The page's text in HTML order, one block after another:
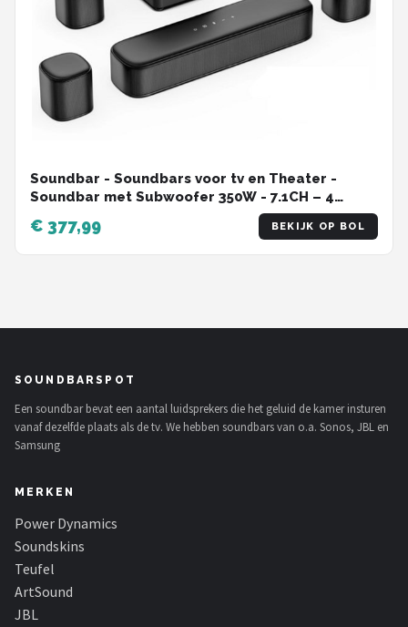
Soundbar - Soundbars voor tv en Theater -
Soundbar met Subwoofer 350W - 7.1CH – 4
Surround Speakers – Bluetooth 5.3 – Voor TV &
Thuisbioscoop - Compatibel met AUX - Optical -
Input - USB - HDMI - Ingebouwd mic - EU-stekker
€ 377,99 BEKIJK OP BOL
SOUNDBARSPOT
Een soundbar bevat een aantal luidsprekers die het geluid de kamer insturen
vanaf dezelfde plaats als de tv. We hebben soundbars van o.a. Sonos, JBL en
Samsung
MERKEN
Power Dynamics
Soundskins
Teufel
ArtSound
JBL